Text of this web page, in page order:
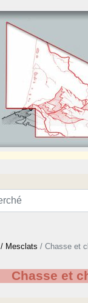
/ Mesclats / Chasse et
Chasse et